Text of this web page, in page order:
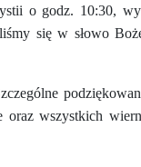
o godz. 10:30,
się w słowo
oraz wszystkich